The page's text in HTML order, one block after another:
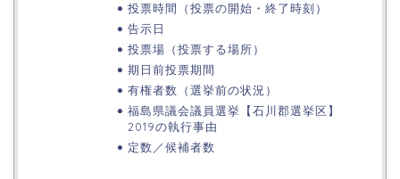
投票時間（投票の開始・終了時刻）
告示日
投票場（投票する場所）
期日前投票期間
有権者数（選挙前の状況）
福島県議会議員選挙【石川郡選挙区】
2019の執行事由
定数／候補者数